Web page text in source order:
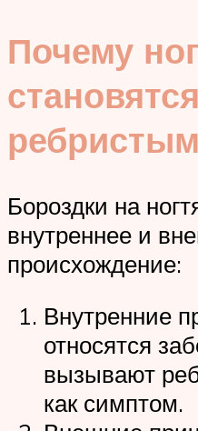
Почему
становятся
Бороздки на
внутреннее и
происхождение:
Внутренние
относятся
вызывают
как симптом.